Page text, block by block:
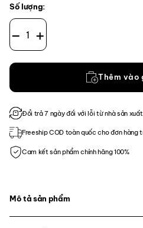
Số lượng:
Túi xách Topo Designs Mini Quick
Thêm vào
Đổi trả 7 ngày đối với lỗi từ nhà sản xuất
Freeship COD toàn quốc cho đơn hàng
Cam kết sản phẩm chính hãng 100%
Mô tả sản phẩm